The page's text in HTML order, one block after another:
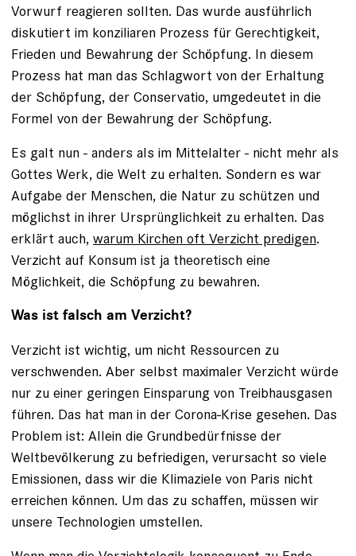
Vorwurf reagieren sollten. Das wurde ausführlich
diskutiert im konziliaren Prozess für Gerechtigkeit,
Frieden und Bewahrung der Schöpfung. In diesem
Prozess hat man das Schlagwort von der Erhaltung
der Schöpfung, der Conservatio, umgedeutet in die
Formel von der Bewahrung der Schöpfung.
Es galt nun - anders als im Mittelalter - nicht mehr als
Gottes Werk, die Welt zu erhalten. Sondern es war
Aufgabe der Menschen, die Natur zu schützen und
möglichst in ihrer Ursprünglichkeit zu erhalten. Das
erklärt auch, warum Kirchen oft Verzicht predigen.
Verzicht auf Konsum ist ja theoretisch eine
Möglichkeit, die Schöpfung zu bewahren.
Was ist falsch am Verzicht?
Verzicht ist wichtig, um nicht Ressourcen zu
verschwenden. Aber selbst maximaler Verzicht würde
nur zu einer geringen Einsparung von Treibhausgasen
führen. Das hat man in der Corona-Krise gesehen. Das
Problem ist: Allein die Grundbedürfnisse der
Weltbevölkerung zu befriedigen, verursacht so viele
Emissionen, dass wir die Klimaziele von Paris nicht
erreichen können. Um das zu schaffen, müssen wir
unsere Technologien umstellen.